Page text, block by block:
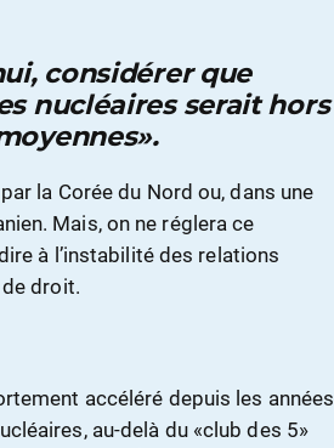
considérer que
nucléaires serait hors
la Corée du Nord ou, dans une
Mais, on ne réglera ce
à l’instabilité des relations
droit.
accéléré depuis les années
au-delà du «club des 5»